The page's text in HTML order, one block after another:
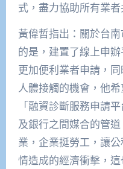
式，盡力協助所有業者
黃偉哲指出：關於台
的是，建置了線上申
更加便利業者申請，
人體接觸的機會，他
「融資診斷服務申請
及銀行之間媒合的管
業，企業挺勞工，讓
情造成的經濟衝擊，